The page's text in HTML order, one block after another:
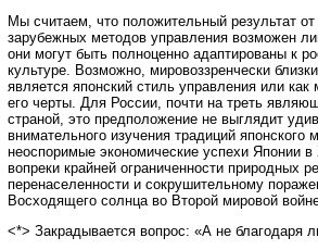
Мы считаем, что положительный результат
зарубежных методов управления возможен
они могут быть полноценно адаптированы к
культуре. Возможно, мировоззренчески
является японский стиль управления или
его черты. Для России, почти на треть
страной, это предположение не выглядит
внимательного изучения традиций
неоспоримые экономические успехи Японии
вопреки крайней ограниченности природных
перенаселенности и сокрушительному
Восходящего солнца во Второй мировой
<*> Закрадывается вопрос: «А не благодаря